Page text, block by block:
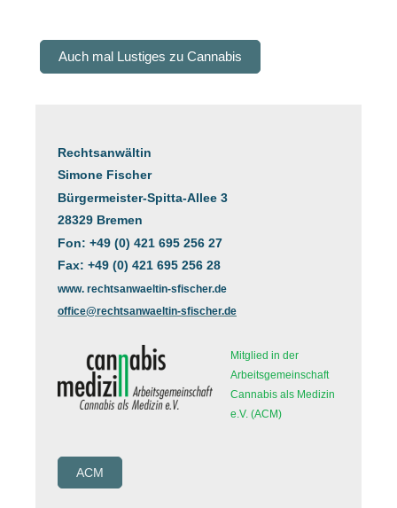
Auch mal Lustiges zu Cannabis
Rechtsanwältin
Simone Fischer
Bürgermeister-Spitta-Allee 3
28329 Bremen
Fon: +49 (0) 421 695 256 27
Fax: +49 (0) 421 695 256 28
www. rechtsanwaeltin-sfischer.de
office@rechtsanwaeltin-sfischer.de
Mitglied in der
Arbeitsgemeinschaft
Cannabis als Medizin
e.V. (ACM)
ACM